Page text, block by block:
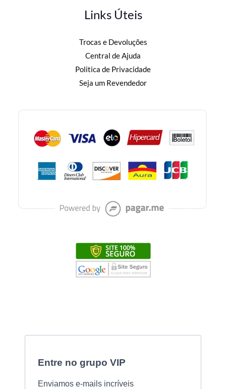
Links Úteis
Trocas e Devoluções
Central de Ajuda
Politica de Privacidade
Seja um Revendedor
Entre no grupo VIP
Enviamos e-mails incríveis